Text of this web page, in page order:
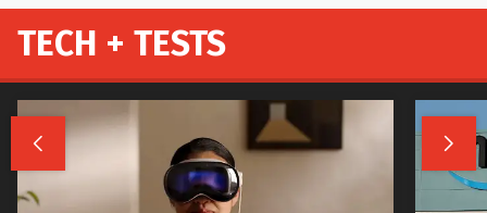
TECH + TESTS
 